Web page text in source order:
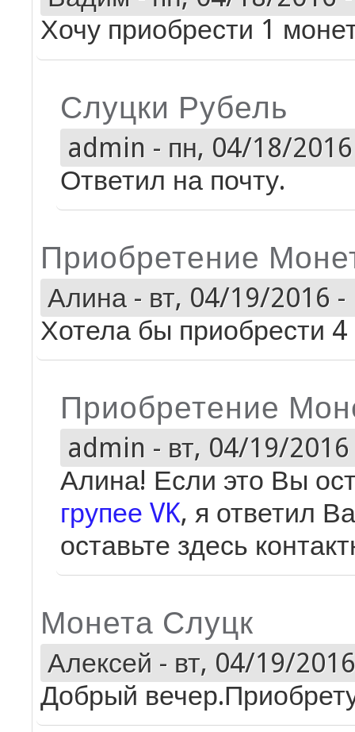
Хочу приобрести 1
Слуцки Рубель
admin - пн, 04/18/
Ответил на почту.
Приобретение
Алина - вт, 04/19/2016 -
Хотела бы приобрести
Приобретение
admin - вт, 04/19/
Алина! Если это Вы
групее VK, я ответил
оставьте здесь
Монета Слуцк
Алексей - вт, 04/19/
Добрый